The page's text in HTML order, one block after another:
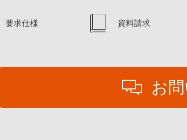
要求仕様 資料請求
お